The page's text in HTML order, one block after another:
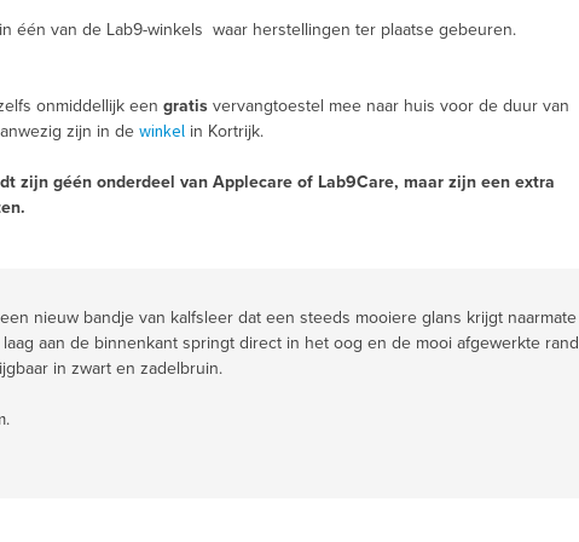
één van de Lab9-winkels waar herstellingen ter plaatse gebeuren.
onmiddellijk een gratis vervangtoestel mee naar huis voor de duur van
zijn in de winkel in Kortrijk.
zijn géén onderdeel van Applecare of Lab9Care, maar zijn een extra
nieuw bandje van kalfsleer dat een steeds mooiere glans krijgt naarmate
aan de binnenkant springt direct in het oog en de mooi afgewerkte rand
in zwart en zadelbruin.